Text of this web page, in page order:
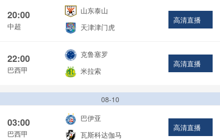
20:00
中超
山东泰山
天津津门虎
高清直播
22:00
巴西甲
克鲁塞罗
米拉索
高清直播
08-10
03:00
巴西甲
巴伊亚
瓦斯科达伽马
高清直播